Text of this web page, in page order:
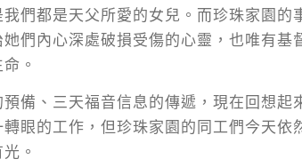
我們都是天父所愛的女兒。而珍珠家園的
她們內心深處破損受傷的心靈，也唯有基
。
預備、三天福音信息的傳遞，現在回想起
眼的工作，但珍珠家園的同工們今天依
。